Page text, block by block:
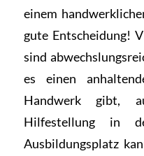
einem
gute Entscheidung!
sind
es einen
Handwerk gibt,
Hilfestellung in
Ausbildungsplatz